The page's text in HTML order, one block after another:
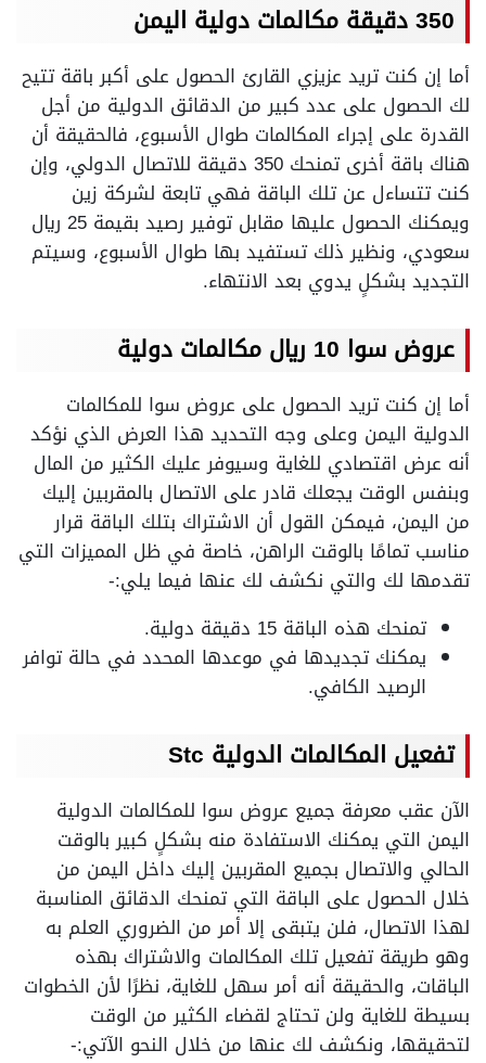
350 دقيقة مكالمات دولية اليمن
أما إن كنت تريد عزيزي القارئ الحصول على أكبر باقة تتيح
لك الحصول على عدد كبير من الدقائق الدولية من أجل
القدرة على إجراء المكالمات طوال الأسبوع، فالحقيقة أن
هناك باقة أخرى تمنحك 350 دقيقة للاتصال الدولي، وإن
كنت تتساءل عن تلك الباقة فهي تابعة لشركة زين
ويمكنك الحصول عليها مقابل توفير رصيد بقيمة 25 ريال
سعودي، ونظير ذلك تستفيد بها طوال الأسبوع، وسيتم
التجديد بشكلٍ يدوي بعد الانتهاء.
عروض سوا 10 ريال مكالمات دولية
أما إن كنت تريد الحصول على عروض سوا للمكالمات
الدولية اليمن وعلى وجه التحديد هذا العرض الذي نؤكد
أنه عرض اقتصادي للغاية وسيوفر عليك الكثير من المال
وبنفس الوقت يجعلك قادر على الاتصال بالمقربين إليك
من اليمن، فيمكن القول أن الاشتراك بتلك الباقة قرار
مناسب تمامًا بالوقت الراهن، خاصة في ظل المميزات التي
تقدمها لك والتي نكشف لك عنها فيما يلي:-
تمنحك هذه الباقة 15 دقيقة دولية.
يمكنك تجديدها في موعدها المحدد في حالة توافر
الرصيد الكافي.
تفعيل المكالمات الدولية Stc
الآن عقب معرفة جميع عروض سوا للمكالمات الدولية
اليمن التي يمكنك الاستفادة منه بشكلٍ كبير بالوقت
الحالي والاتصال بجميع المقربين إليك داخل اليمن من
خلال الحصول على الباقة التي تمنحك الدقائق المناسبة
لهذا الاتصال، فلن يتبقى إلا أمر من الضروري العلم به
وهو طريقة تفعيل تلك المكالمات والاشتراك بهذه
الباقات، والحقيقة أنه أمر سهل للغاية، نظرًا لأن الخطوات
بسيطة للغاية ولن تحتاج لقضاء الكثير من الوقت
لتحقيقها، ونكشف لك عنها من خلال النحو الآتي:-